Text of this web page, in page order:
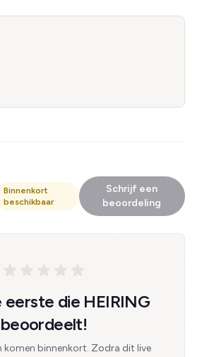
Binnenkort
beschikbaar
Schrijf een
beoordeling
eerste die HEIRING
beoordeelt!
komen binnenkort. Zodra dit live